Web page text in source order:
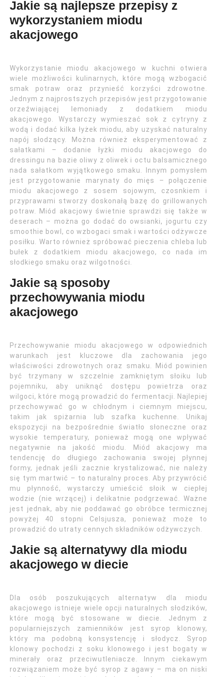
Jakie są najlepsze przepisy z
wykorzystaniem miodu
akacjowego
Wykorzystanie miodu akacjowego w kuchni otwiera
wiele możliwości kulinarnych, które mogą wzbogacić
smak potraw oraz przynieść korzyści zdrowotne.
Jednym z najprostszych przepisów jest przygotowanie
orzeźwiającej lemoniady z dodatkiem miodu
akacjowego. Wystarczy wymieszać sok z cytryny z
wodą i dodać kilka łyżek miodu, aby uzyskać naturalny
napój słodzący. Można również eksperymentować z
sałatkami – dodanie łyżki miodu akacjowego do
dressingu na bazie oliwy z oliwek i octu balsamicznego
nada sałatkom wyjątkowego smaku. Innym pomysłem
jest przygotowanie marynaty do mięs – połączenie
miodu akacjowego z sosem sojowym, czosnkiem i
przyprawami stworzy doskonałą bazę do grillowanych
potraw. Miód akacjowy świetnie sprawdzi się także w
deserach – można go dodać do owsianki, jogurtu czy
smoothie bowl, co wzbogaci smak i wartości odżywcze
posiłku. Warto również spróbować pieczenia chleba lub
bułek z dodatkiem miodu akacjowego, co nada im
słodkiego smaku oraz wilgotności.
Jakie są sposoby
przechowywania miodu
akacjowego
Przechowywanie miodu akacjowego w odpowiednich
warunkach jest kluczowe dla zachowania jego
właściwości zdrowotnych oraz smaku. Miód powinien
być trzymany w szczelnie zamkniętym słoiku lub
pojemniku, aby uniknąć dostępu powietrza oraz
wilgoci, które mogą prowadzić do fermentacji. Najlepiej
przechowywać go w chłodnym i ciemnym miejscu,
takim jak spiżarnia lub szafka kuchenne. Unikaj
ekspozycji na bezpośrednie światło słoneczne oraz
wysokie temperatury, ponieważ mogą one wpływać
negatywnie na jakość miodu. Miód akacjowy ma
tendencję do długiego zachowania swojej płynnej
formy, jednak jeśli zacznie krystalizować, nie należy
się tym martwić – to naturalny proces. Aby przywrócić
mu płynność, wystarczy umieścić słoik w ciepłej
wodzie (nie wrzącej) i delikatnie podgrzewać. Ważne
jest jednak, aby nie poddawać go obróbce termicznej
powyżej 40 stopni Celsjusza, ponieważ może to
prowadzić do utraty cennych składników odżywczych.
Jakie są alternatywy dla miodu
akacjowego w diecie
Dla osób poszukujących alternatyw dla miodu
akacjowego istnieje wiele opcji naturalnych słodzików,
które mogą być stosowane w diecie. Jednym z
popularniejszych zamienników jest syrop klonowy,
który ma podobną konsystencję i słodycz. Syrop
klonowy pochodzi z soku klonowego i jest bogaty w
minerały oraz przeciwutleniacze. Innym ciekawym
rozwiązaniem może być syrop z agawy – ma on niski